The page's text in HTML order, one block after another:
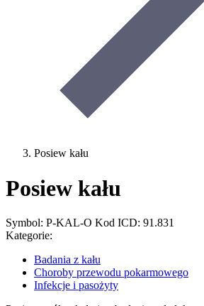
Posiew kału
Posiew kału
Symbol: P-KAL-O Kod ICD: 91.831
Kategorie:
Badania z kału
Choroby przewodu pokarmowego
Infekcje i pasożyty